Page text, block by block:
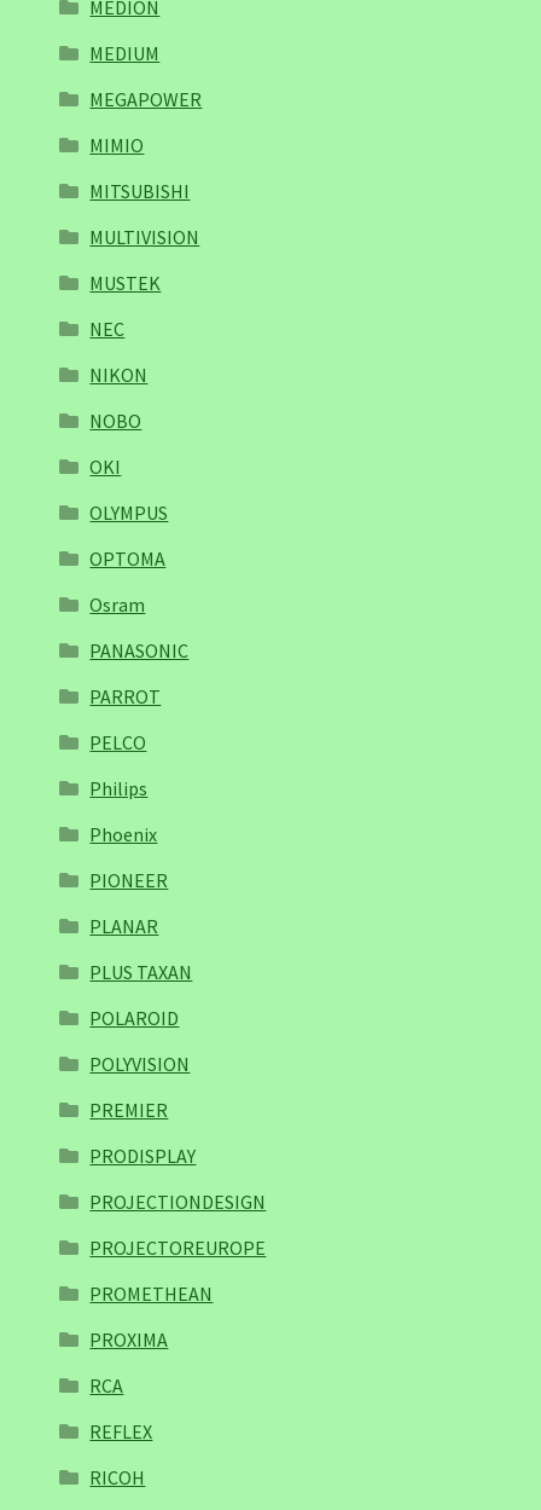
MEDION
MEDIUM
MEGAPOWER
MIMIO
MITSUBISHI
MULTIVISION
MUSTEK
NEC
NIKON
NOBO
OKI
OLYMPUS
OPTOMA
Osram
PANASONIC
PARROT
PELCO
Philips
Phoenix
PIONEER
PLANAR
PLUS TAXAN
POLAROID
POLYVISION
PREMIER
PRODISPLAY
PROJECTIONDESIGN
PROJECTOREUROPE
PROMETHEAN
PROXIMA
RCA
REFLEX
RICOH